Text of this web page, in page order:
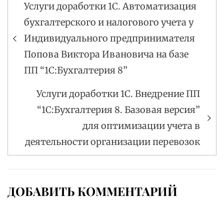
Навигация
по
записям
Услуги доработки 1С. Автоматизация
бухгалтерского и налогового учета у
Индивидуального предпринимателя
Попова Виктора Ивановича на базе
ПП “1С:Бухгалтерия 8”
Услуги доработки 1С. Внедрение ПП
“1С:Бухгалтерия 8. Базовая версия”
для оптимизации учета в
деятельности организации перевозок
ДОБАВИТЬ КОММЕНТАРИЙ